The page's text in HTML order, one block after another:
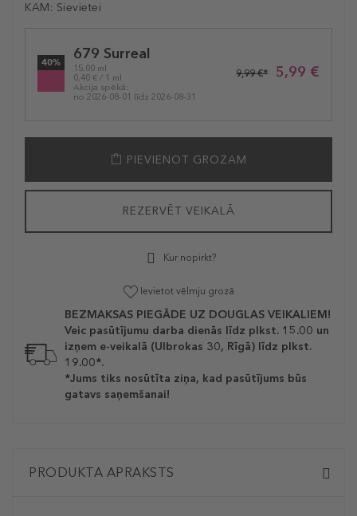
KAM: Sievietei
variation
40% 679 Surreal
15.00 ml
0,40 € / 1 ml
Akcija spēkā:
no 2026-08-01 līdz 2026-08-31
5,99 €
9,99 €*
PIEVIENOT GROZAM
REZERVĒT VEIKALĀ
Kur nopirkt?
Ievietot vēlmju grozā
BEZMAKSAS PIEGĀDE UZ DOUGLAS VEIKALIEM!
Veic pasūtījumu darba dienās līdz plkst. 15.00 un
izņem e-veikalā (Ulbrokas 30, Rīgā) līdz plkst.
19.00*.
*Jums tiks nosūtīta ziņa, kad pasūtījums būs
gatavs saņemšanai!
PRODUKTA APRAKSTS